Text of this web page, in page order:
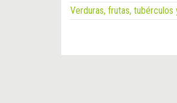
Verduras, frutas, tubérculos